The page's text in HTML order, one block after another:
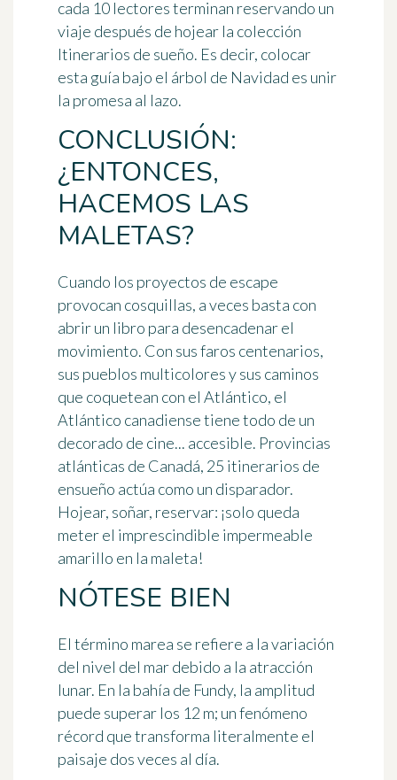
cada 10 lectores terminan reservando un
viaje después de hojear la colección
Itinerarios de sueño. Es decir, colocar
esta guía bajo el árbol de Navidad es unir
la promesa al lazo.
CONCLUSIÓN:
¿ENTONCES,
HACEMOS LAS
MALETAS?
Cuando los proyectos de escape
provocan cosquillas, a veces basta con
abrir un libro para desencadenar el
movimiento. Con sus faros centenarios,
sus pueblos multicolores y sus caminos
que coquetean con el Atlántico, el
Atlántico canadiense tiene todo de un
decorado de cine... accesible. Provincias
atlánticas de Canadá, 25 itinerarios de
ensueño actúa como un disparador.
Hojear, soñar, reservar: ¡solo queda
meter el imprescindible impermeable
amarillo en la maleta!
NÓTESE BIEN
El término marea se refiere a la variación
del nivel del mar debido a la atracción
lunar. En la bahía de Fundy, la amplitud
puede superar los 12 m; un fenómeno
récord que transforma literalmente el
paisaje dos veces al día.